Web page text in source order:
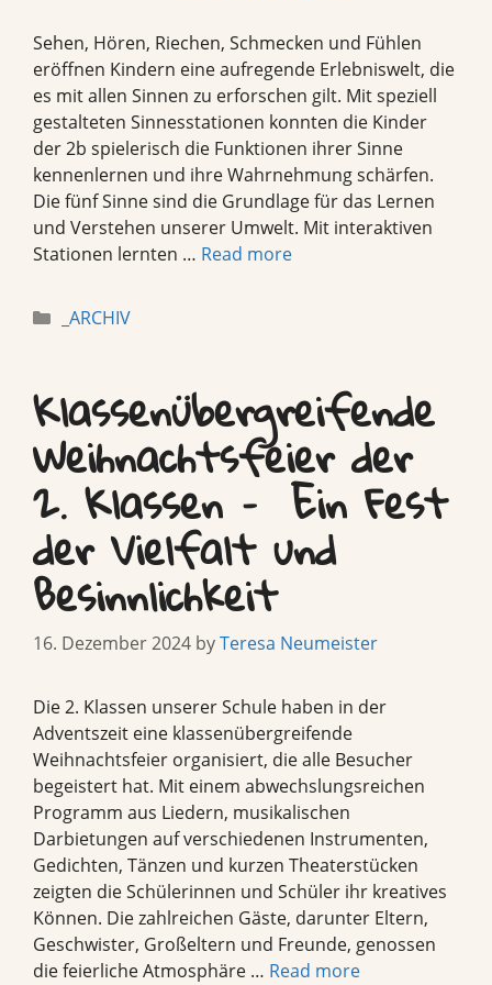
Sehen, Hören, Riechen, Schmecken und Fühlen
eröffnen Kindern eine aufregende Erlebniswelt, die
es mit allen Sinnen zu erforschen gilt. Mit speziell
gestalteten Sinnesstationen konnten die Kinder
der 2b spielerisch die Funktionen ihrer Sinne
kennenlernen und ihre Wahrnehmung schärfen.
Die fünf Sinne sind die Grundlage für das Lernen
und Verstehen unserer Umwelt. Mit interaktiven
Stationen lernten … Read more
Categories
_ARCHIV
Klassenübergreifende
Weihnachtsfeier der
2. Klassen – Ein Fest
der Vielfalt und
Besinnlichkeit
16. Dezember 2024 byTeresa Neumeister
Die 2. Klassen unserer Schule haben in der
Adventszeit eine klassenübergreifende
Weihnachtsfeier organisiert, die alle Besucher
begeistert hat. Mit einem abwechslungsreichen
Programm aus Liedern, musikalischen
Darbietungen auf verschiedenen Instrumenten,
Gedichten, Tänzen und kurzen Theaterstücken
zeigten die Schülerinnen und Schüler ihr kreatives
Können. Die zahlreichen Gäste, darunter Eltern,
Geschwister, Großeltern und Freunde, genossen
die feierliche Atmosphäre … Read more